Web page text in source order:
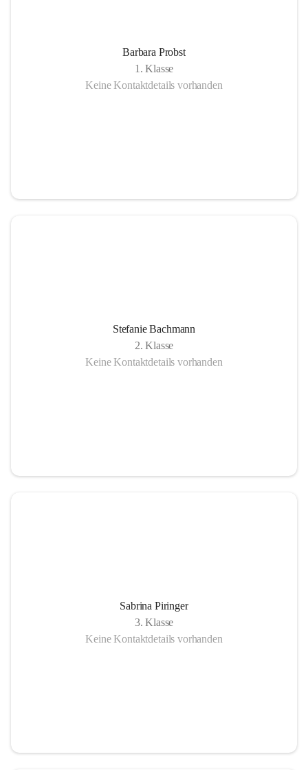
Barbara Probst
1. Klasse
Keine Kontaktdetails vorhanden
Stefanie Bachmann
2. Klasse
Keine Kontaktdetails vorhanden
Sabrina Piringer
3. Klasse
Keine Kontaktdetails vorhanden